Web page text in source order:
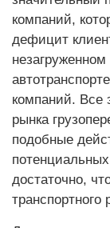
компаний,
дефицит
компаний. Все
рынка
подобные
достаточно,
транспортного